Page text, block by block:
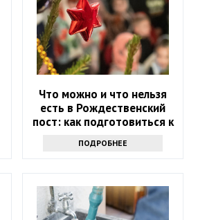
Что можно и что нельзя
есть в Рождественский
пост: как подготовиться к
ПОДРОБНЕЕ